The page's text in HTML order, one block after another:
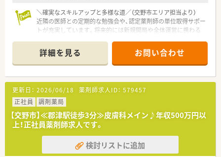
＼確実なスキルアップと多様な道／（交野市エリア担当より）
近隣の医師との定期的な勉強会や、認定薬剤師の単位取得サポー
トが充実しています。将来的には新規開局や全体運営に携わる
＊------------------------------------------＊
【店舗情報と応需状況について】
■京阪交野線の郡津駅から徒歩でわずか4分という、毎日の通勤
アクセスが非常に便利で恵まれた立地にある人気の薬局です。
■門前にある高石皮フ科クリニックからの処方箋をはじめ、近隣
にある複数の医療機関から広域の処方箋を応需しています。
■皮膚科広域をメインに応需しているため、軟膏の混合調剤な
ど、皮膚科領域における深く専門的な知識が身につく環境です。
【想定される業務内容】
■処方箋に基づく正確な調剤や細心の注意を払った監査、および
患者様の不安を解消するための丁寧な服薬指導を行います。
■皮膚科特有の多様な軟膏処方に対応するため、調剤ピッキング
詳細を見る お問い合わせ
更新日： 2026/06/18 薬剤師求人ID： 579457
正社員
調剤薬局
【交野市】≪郡津駅徒歩3分≫皮膚科メイン♪年収500万円以
上！正社員薬剤師求人です。
検討リストに追加